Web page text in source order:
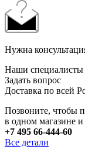
Нужна
Наши специалисты
Задать вопрос
Доставка по всей
Позвоните, чтобы
в одном магазине и
+7 495 66-444-60
Все детали